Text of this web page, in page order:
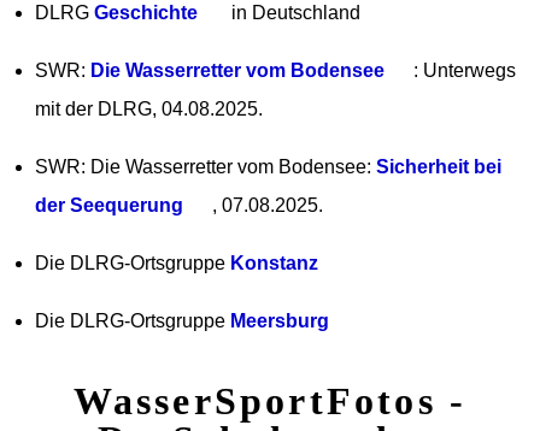
DLRGGeschichte in Deutschland
SWR: Die Wasserretter vom Bodensee
: Unterwegs
mit der DLRG, 04.08.2025.
SWR: Die Wasserretter vom Bodensee:Sicherheit bei
der Seequerung
, 07.08.2025.
Die DLRG-Ortsgruppe Konstanz
Die DLRG-Ortsgruppe Meersburg
WasserSportFotos -